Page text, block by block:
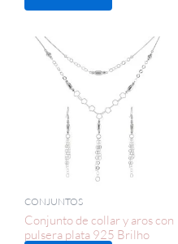
CONJUNTOS
Conjunto de collar y aros con
pulsera plata 925 Brilho